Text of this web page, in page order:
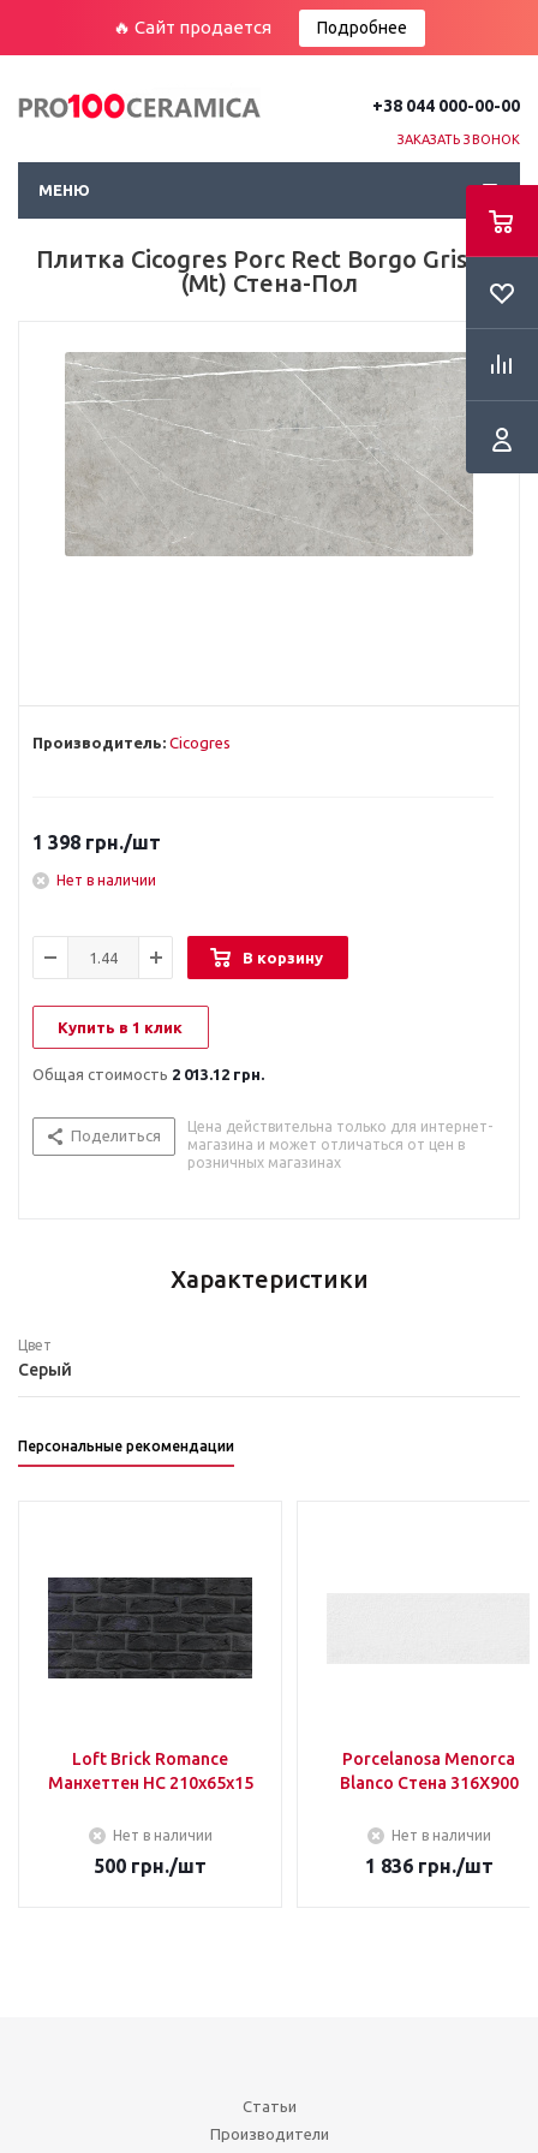
🔥 Сайт продается Подробнее
+38 044 000-00-00
ЗАКАЗАТЬ ЗВОНОК
МЕНЮ
Плитка Cicogres Porc Rect Borgo Gris Lp
(Mt) Стена-Пол
Производитель: Cicogres
1 398 грн./шт
Нет в наличии
В корзину
Купить в 1 клик
Общая стоимость 2 013.12 грн.
Поделиться
Цена действительна только для интернет-
магазина и может отличаться от цен в
розничных магазинах
Характеристики
Цвет
Серый
Персональные рекомендации
Loft Brick Romance
Манхеттен НС 210х65х15
Нет в наличии
500 грн./шт
Porcelanosa Menorca
Blanco Стена 316Х900
Нет в наличии
1 836грн./шт
Статьи
Производители